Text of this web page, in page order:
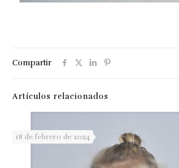
Compartir
Artículos relacionados
18 de febrero de 2024